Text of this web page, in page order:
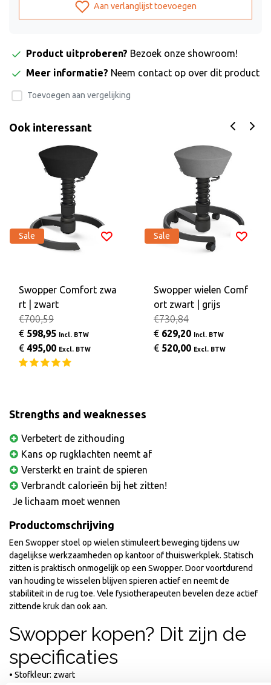
Aan verlanglijst toevoegen
Product uitproberen? Bezoek onze showroom!
Meer informatie? Neem contact op over dit product
Toevoegen aan vergelijking
Ook interessant
Sale
Swopper Comfort zwa
rt | zwart
€700,59
€ 598,95 Incl. BTW
€ 495,00 Excl. BTW
Sale
Swopper wielen Comf
ort zwart | grijs
€730,84
€ 629,20 Incl. BTW
€ 520,00 Excl. BTW
Strengths and weaknesses
Verbetert de zithouding
Kans op rugklachten neemt af
Versterkt en traint de spieren
Verbrandt calorieën bij het zitten!
Je lichaam moet wennen
Productomschrijving
Een Swopper stoel op wielen stimuleert beweging tijdens uw
dagelijkse werkzaamheden op kantoor of thuiswerkplek. Statisch
zitten is praktisch onmogelijk op een Swopper. Door voortdurend
van houding te wisselen blijven spieren actief en neemt de
stabiliteit in de rug toe. Vele fysiotherapeuten bevelen deze actief
zittende kruk dan ook aan.
Swopper kopen? Dit zijn de
specificaties
• Stofkleur: zwart